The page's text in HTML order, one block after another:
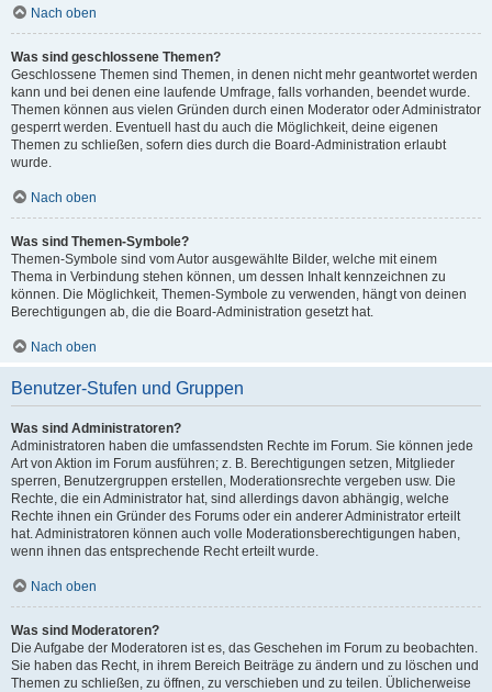
Nach oben
Was sind geschlossene Themen?
Geschlossene Themen sind Themen, in denen nicht mehr geantwortet werden
kann und bei denen eine laufende Umfrage, falls vorhanden, beendet wurde.
Themen können aus vielen Gründen durch einen Moderator oder Administrator
gesperrt werden. Eventuell hast du auch die Möglichkeit, deine eigenen
Themen zu schließen, sofern dies durch die Board-Administration erlaubt
wurde.
Nach oben
Was sind Themen-Symbole?
Themen-Symbole sind vom Autor ausgewählte Bilder, welche mit einem
Thema in Verbindung stehen können, um dessen Inhalt kennzeichnen zu
können. Die Möglichkeit, Themen-Symbole zu verwenden, hängt von deinen
Berechtigungen ab, die die Board-Administration gesetzt hat.
Nach oben
Benutzer-Stufen und Gruppen
Was sind Administratoren?
Administratoren haben die umfassendsten Rechte im Forum. Sie können jede
Art von Aktion im Forum ausführen; z. B. Berechtigungen setzen, Mitglieder
sperren, Benutzergruppen erstellen, Moderationsrechte vergeben usw. Die
Rechte, die ein Administrator hat, sind allerdings davon abhängig, welche
Rechte ihnen ein Gründer des Forums oder ein anderer Administrator erteilt
hat. Administratoren können auch volle Moderationsberechtigungen haben,
wenn ihnen das entsprechende Recht erteilt wurde.
Nach oben
Was sind Moderatoren?
Die Aufgabe der Moderatoren ist es, das Geschehen im Forum zu beobachten.
Sie haben das Recht, in ihrem Bereich Beiträge zu ändern und zu löschen und
Themen zu schließen, zu öffnen, zu verschieben und zu teilen. Üblicherweise